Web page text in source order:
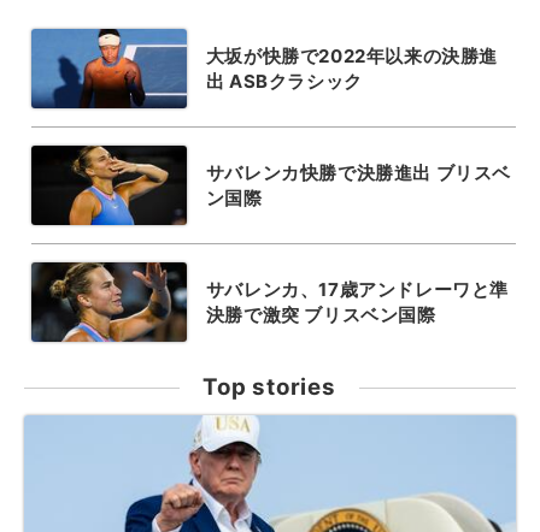
大坂が快勝で2022年以来の決勝進
出 ASBクラシック
サバレンカ快勝で決勝進出 ブリスベ
ン国際
サバレンカ、17歳アンドレーワと準
決勝で激突 ブリスベン国際
Top stories